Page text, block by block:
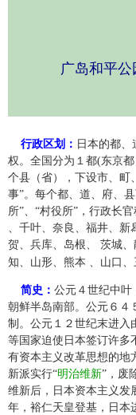
广岛和平公
行政区划： 日本的都
权。全国分为１都(东京
个县（省），下设市、町
事”。每个都、道、府、
所”、“村役所”，行政长
、千叶、奈良、福井、新
贺、兵库、岛根、 茨城
知、山形、熊本 、山口
简史： 公元４世纪中叶
朝鲜半岛南部。公元６４
制。公元１２世纪末进入
等国家迫使日本签订许多
有资本主义改革思想的地
新派实行“明治维新”，废
维新后，日本资本主义发
年，裕仁天皇登基，日本